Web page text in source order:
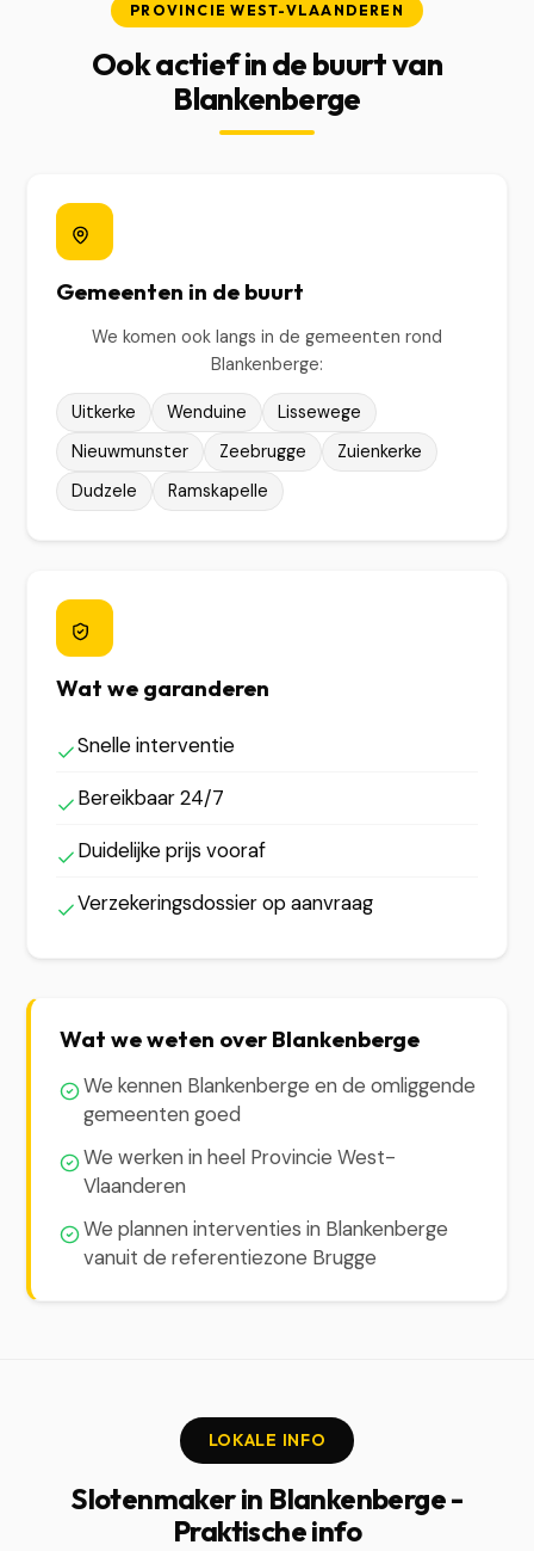
PROVINCIE WEST-VLAANDEREN
Ook actief in de buurt van
Blankenberge
Gemeenten in de buurt
We komen ook langs in de gemeenten rond
Blankenberge:
Uitkerke Wenduine
Lissewege
Nieuwmunster
Zeebrugge
Zuienkerke
Dudzele
Ramskapelle
Wat we garanderen
Snelle interventie
Bereikbaar 24/7
Duidelijke prijs vooraf
Verzekeringsdossier op aanvraag
Wat we weten over Blankenberge
We kennen Blankenberge en de omliggende
gemeenten goed
We werken in heel Provincie West-
Vlaanderen
We plannen interventies in Blankenberge
vanuit de referentiezone Brugge
LOKALE INFO
Slotenmaker in Blankenberge -
Praktische info